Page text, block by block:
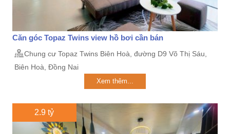
Căn góc Topaz Twins view hồ bơi cần bán
Chung cư Topaz Twins Biên Hoà, đường D9 Võ Thị Sáu,
Biên Hoà, Đồng Nai
Xem thêm...
2.9 tỷ